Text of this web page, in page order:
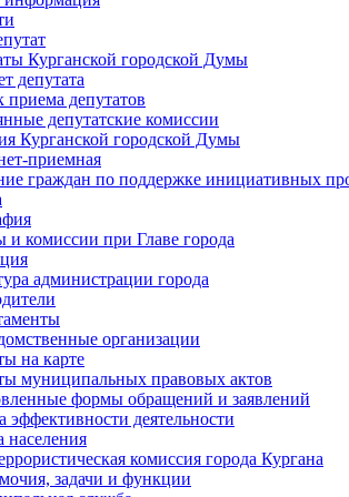
Курганской городской Думы
депутата
приема депутатов
депутатские комиссии
Курганской городской Думы
приемная
граждан по поддержке инициативных
и комиссии при Главе города
администрации города
организации
на карте
муниципальных правовых актов
формы обращений и заявлений
эффективности деятельности
населения
комиссия города Кургана
задачи и функции